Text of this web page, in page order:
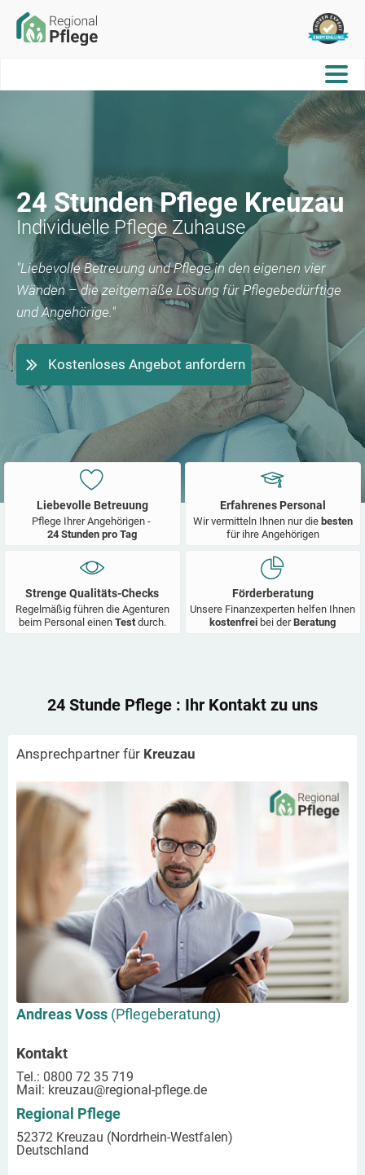
24 Stunden Pflege Kreuzau
Individuelle Pflege Zuhause
"Liebevolle Betreuung und Pflege in den eigenen vier
Wänden – die zeitgemäße Lösung für Pflegebedürftige
und Angehörige."
Kostenloses Angebot anfordern
Liebevolle Betreuung
Pflege Ihrer Angehörigen -
24 Stunden pro Tag
Erfahrenes Personal
Wir vermitteln Ihnen nur die besten
für ihre Angehörigen
Strenge Qualitäts-Checks
Regelmäßig führen die Agenturen
beim Personal einen Test durch.
Förderberatung
Unsere Finanzexperten helfen Ihnen
kostenfrei bei derBeratung
24 Stunde Pflege : Ihr Kontakt zu uns
Ansprechpartner für Kreuzau
Andreas Voss (Pflegeberatung)
Kontakt
Tel.: 0800 72 35 719
Mail: kreuzau@regional-pflege.de
Regional Pflege
52372 Kreuzau (Nordrhein-Westfalen)
Deutschland